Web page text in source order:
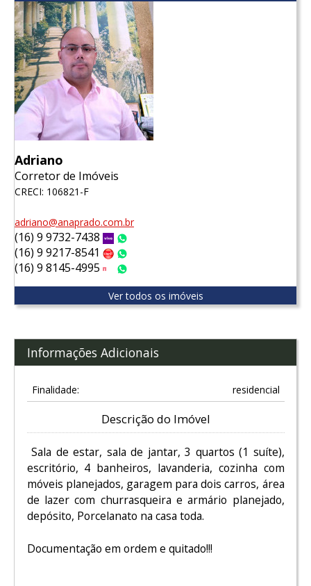
Adriano
Corretor de Imóveis
CRECI: 106821-F
adriano@anaprado.com.br
(16) 9 9732-7438 Vivo
(16) 9 9217-8541 Claro
(16) 9 8145-4995 Tim
Ver todos os imóveis
Informações Adicionais
Finalidade: residencial
Descrição do Imóvel
Sala de estar, sala de jantar, 3 quartos (1 suíte),
escritório, 4 banheiros, lavanderia, cozinha com
móveis planejados, garagem para dois carros, área
de lazer com churrasqueira e armário planejado,
depósito, Porcelanato na casa toda.
Documentação em ordem e quitado!!!